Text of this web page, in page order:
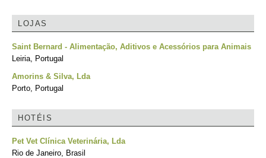
LOJAS
Saint Bernard - Alimentação, Aditivos e Acessórios para Animais
Leiria, Portugal
Amorins & Silva, Lda
Porto, Portugal
HOTÉIS
Pet Vet Clínica Veterinária, Lda
Rio de Janeiro, Brasil